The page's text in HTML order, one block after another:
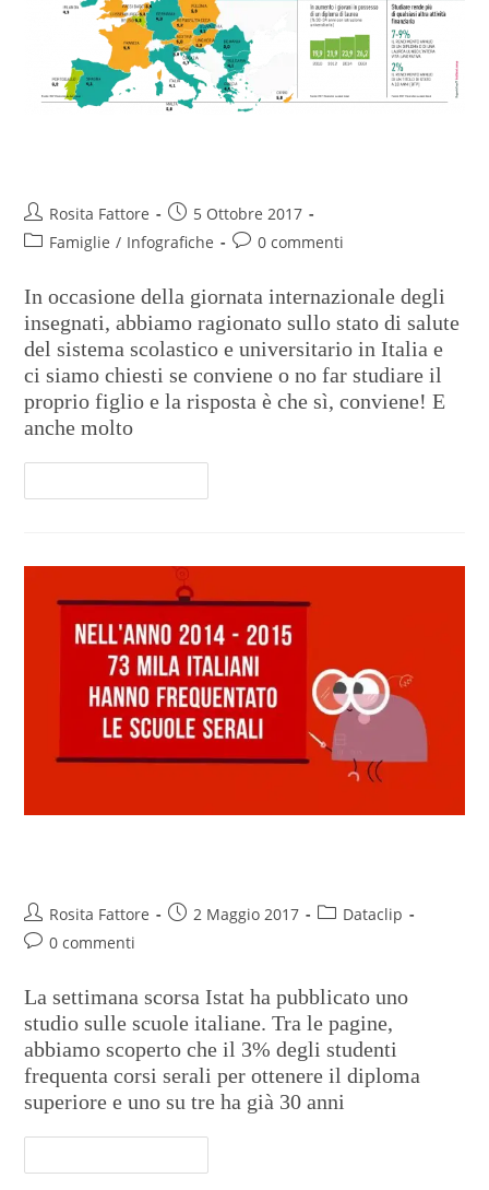
Rosita Fattore
5 Ottobre 2017
Famiglie / Infografiche 0 commenti
In occasione della giornata internazionale degli
insegnati, abbiamo ragionato sullo stato di salute
del sistema scolastico e universitario in Italia e
ci siamo chiesti se conviene o no far studiare il
proprio figlio e la risposta è che sì, conviene! E
anche molto
Rosita Fattore 2 Maggio 2017
Dataclip
0 commenti
La settimana scorsa Istat ha pubblicato uno
studio sulle scuole italiane. Tra le pagine,
abbiamo scoperto che il 3% degli studenti
frequenta corsi serali per ottenere il diploma
superiore e uno su tre ha già 30 anni